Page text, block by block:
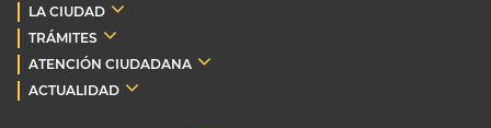
LA CIUDAD
TRÁMITES
ATENCIÓN CIUDADANA
ACTUALIDAD